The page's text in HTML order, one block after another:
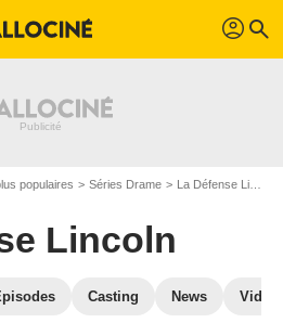
profil search
populaires Séries Drame La Défense Lincoln
Lincoln
Casting News